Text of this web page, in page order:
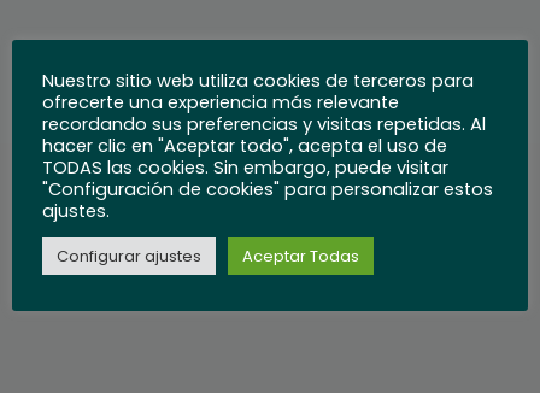
Nuestro sitio web utiliza cookies de terceros para
ofrecerte una experiencia más relevante
recordando sus preferencias y visitas repetidas. Al
hacer clic en "Aceptar todo", acepta el uso de
TODAS las cookies. Sin embargo, puede visitar
"Configuración de cookies" para personalizar estos
ajustes.
Configurar ajustes Aceptar Todas